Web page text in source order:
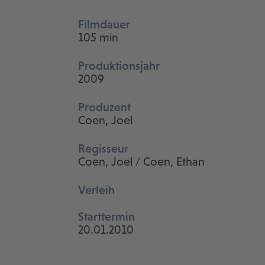
Filmdauer
105 min
Produktionsjahr
2009
Produzent
Coen, Joel
Regisseur
Coen, Joel / Coen, Ethan
Verleih
Starttermin
20.01.2010